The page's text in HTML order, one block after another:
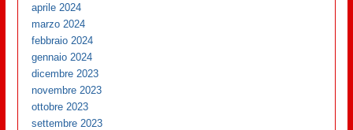
aprile 2024
marzo 2024
febbraio 2024
gennaio 2024
dicembre 2023
novembre 2023
ottobre 2023
settembre 2023